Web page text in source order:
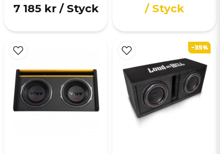
7 185 kr / Styck
/ Styck
-35%